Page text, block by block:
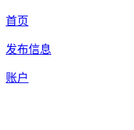
首页
发布信息
账户